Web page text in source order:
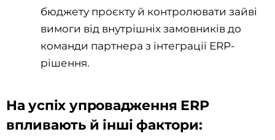
бюджету проєкту й контролювати зайві
вимоги від внутрішніх замовників до
команди партнера з інтеграції ERP-
рішення.
На успіх упровадження ERP
впливають й інші фактори: